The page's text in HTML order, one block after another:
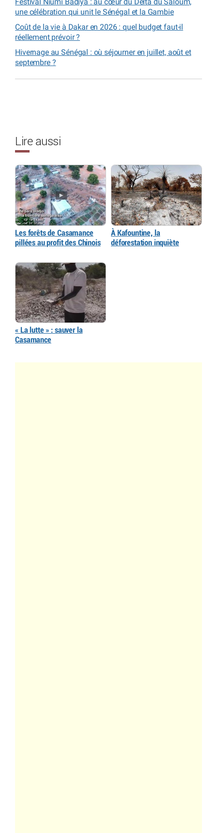
une célébration qui unit le Sénégal et la Gambie
Coût de la vie à Dakar en 2026 : quel budget faut-il
réellement prévoir ?
Hivernage au Sénégal : où séjourner en juillet, août et
septembre ?
Lire aussi
Les forêts de Casamance
pillées au profit des Chinois
À Kafountine, la
déforestation inquiète
« La lutte » : sauver la
Casamance